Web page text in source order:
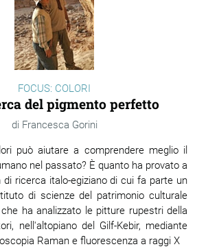
FOCUS: COLORI
del pigmento perfetto
Francesca Gorini
può aiutare a comprendere meglio il
nel passato? È quanto ha provato a
di ricerca italo-egiziano di cui fa parte un
di scienze del patrimonio culturale
ha analizzato le pitture rupestri della
nell'altopiano del Gilf-Kebir, mediante
Raman e fluorescenza a raggi X